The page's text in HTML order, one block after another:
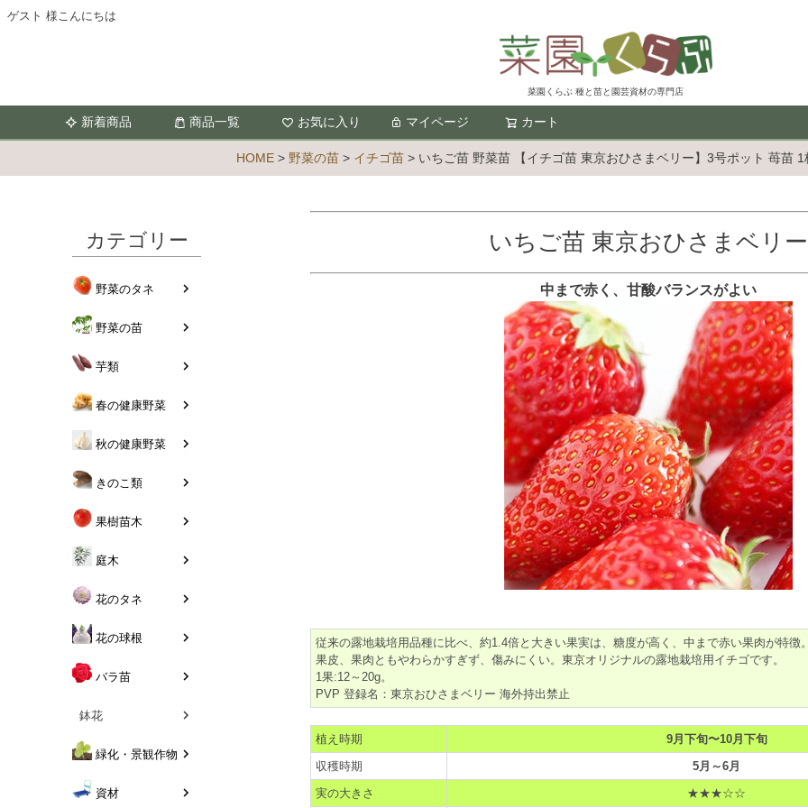
ゲスト 様こんにちは
菜園くらぶ 種と苗と園芸資材の専門店
新着商品 商品一覧 お気に入り マイページ カート
HOME 野菜の苗 イチゴ苗 いちご苗 野菜苗 【イチゴ苗 東京おひさまベリー】3号ポット 苺苗
カテゴリー
野菜のタネ
野菜の苗
芋類
春の健康野菜
秋の健康野菜
きのこ類
果樹苗木
庭木
花のタネ
花の球根
バラ苗
鉢花
緑化・景観作物
資材
いちご苗 東京おひさまベリー
中まで赤く、甘酸バランスがよい
従来の露地栽培用品種に比べ、約1.4倍と大きい果実は、糖度が高く、中まで赤い果肉が特徴
果皮、果肉ともやわらかすぎず、傷みにくい。東京オリジナルの露地栽培用イチゴです。
1果:12～20g。
PVP 登録名：東京おひさまベリー 海外持出禁止
植え時期
9月下旬〜10月下旬
収穫時期
5月～6月
実の大きさ
★★★☆☆